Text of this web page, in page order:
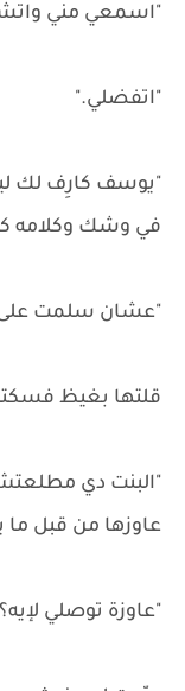
"اسمعي مني
"اتفضلي."
"يوسف كارِف لك
في وشك وكلامه
"عشان سلمت على
قلتها بغيظ
"البنت دي
عاوزها من قبل ما
"عاوزة توصلي